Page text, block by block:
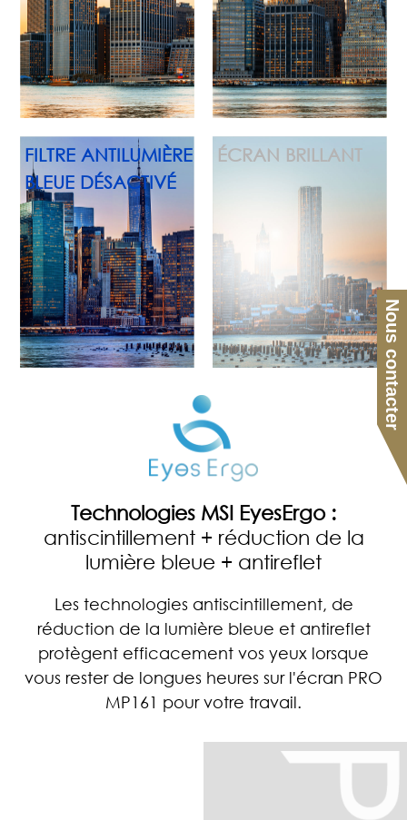
FILTRE ANTILUMIÈRE
BLEUE DÉSACTIVÉ
ÉCRAN BRILLANT
Technologies MSI EyesErgo :
antiscintillement + réduction de la
lumière bleue + antireflet
Les technologies antiscintillement, de
réduction de la lumière bleue et antireflet
protègent efficacement vos yeux lorsque
vous rester de longues heures sur l'écran PRO
MP161 pour votre travail.
Nous contacter